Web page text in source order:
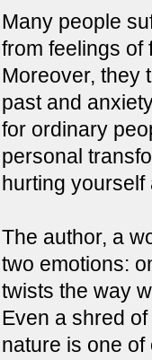
Many people
from feelings of
Moreover, they
past and
for ordinary
personal
hurting
The author, a
two emotions:
twists the way
Even a shred
nature is one